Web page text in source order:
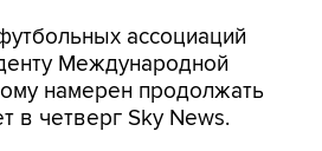
ассоциаций
Международной
намерен продолжать
в четверг Sky News.